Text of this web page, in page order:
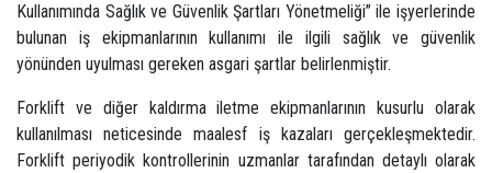
Kullanımında Sağlık ve Güvenlik Şartları Yönetmeliği” ile işyerlerinde
bulunan iş ekipmanlarının kullanımı ile ilgili sağlık ve güvenlik
yönünden uyulması gereken asgari şartlar belirlenmiştir.
Forklift ve diğer kaldırma iletme ekipmanlarının kusurlu olarak
kullanılması neticesinde maalesf iş kazaları gerçekleşmektedir.
Forklift periyodik kontrollerinin uzmanlar tarafından detaylı olarak